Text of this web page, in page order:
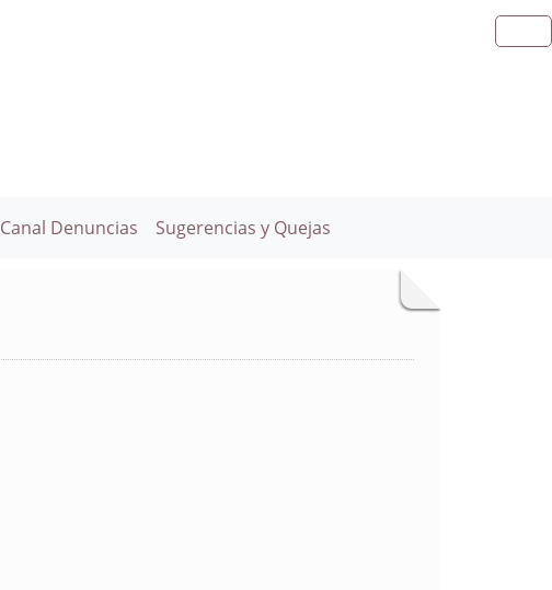
Canal Denuncias Sugerencias y Quejas